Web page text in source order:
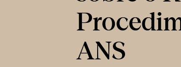
ANS